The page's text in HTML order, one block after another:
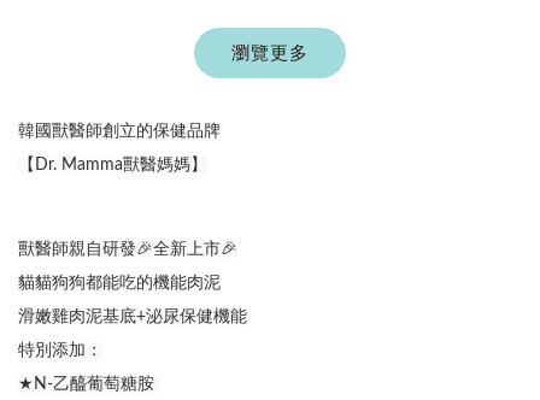
Aumüller 奧咪樂
｜貓草纈草根玩具
NT$ 289 TWD-
德國 Aumüller 奧咪樂
毛毛浣熊｜貓薄荷+木
瀏覽更多
韓國獸醫師創立的保健品牌
【Dr. Mamma獸醫媽媽】
獸醫師親自研發🎉全新上市🎉
貓貓狗狗都能吃的機能肉泥
滑嫩雞肉泥基底+泌尿保健機能
特別添加：
★N-乙醯葡萄糖胺